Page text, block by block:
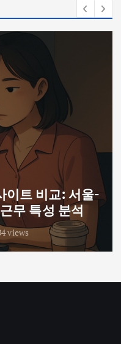
이트 비교: 서울-
무 특성 분석
views